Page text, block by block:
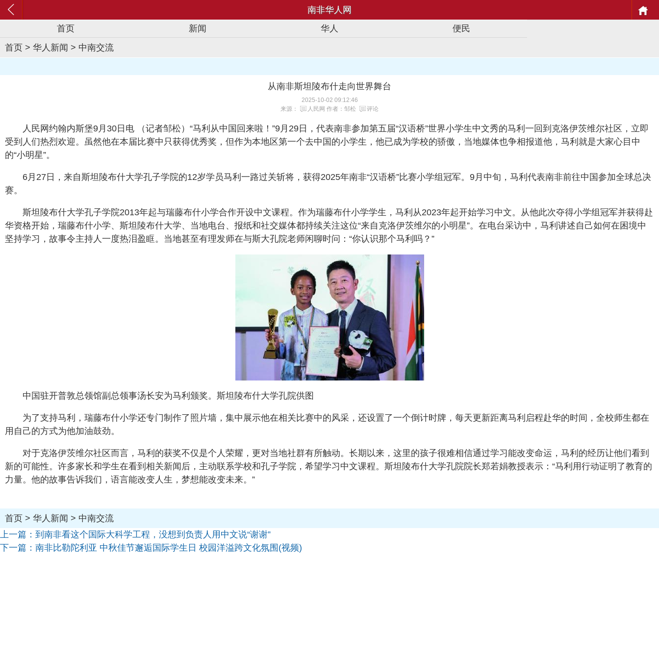
南非华人网
首页
新闻 华人
便民
首页 > 华人新闻 > 中南交流
从南非斯坦陵布什走向世界舞台
2025-10-02 09:12:46
来源：
人民网 作者：邹松 评论
人民网约翰内斯堡9月30日电 （记者邹松）“马利从中国回来啦！”9月29日，代表南非参加第五届“汉语桥”世界小学生中文秀的马利一回到克洛伊茨维尔社区，立即
受到人们热烈欢迎。虽然他在本届比赛中只获得优秀奖，但作为本地区第一个去中国的小学生，他已成为学校的骄傲，当地媒体也争相报道他，马利就是大家心目中
的“小明星”。
6月27日，来自斯坦陵布什大学孔子学院的12岁学员马利一路过关斩将，获得2025年南非“汉语桥”比赛小学组冠军。9月中旬，马利代表南非前往中国参加全球总决
赛。
斯坦陵布什大学孔子学院2013年起与瑞藤布什小学合作开设中文课程。作为瑞藤布什小学学生，马利从2023年起开始学习中文。从他此次夺得小学组冠军并获得赴
华资格开始，瑞藤布什小学、斯坦陵布什大学、当地电台、报纸和社交媒体都持续关注这位“来自克洛伊茨维尔的小明星”。在电台采访中，马利讲述自己如何在困境中
坚持学习，故事令主持人一度热泪盈眶。当地甚至有理发师在与斯大孔院老师闲聊时问：“你认识那个马利吗？”
中国驻开普敦总领馆副总领事汤长安为马利颁奖。斯坦陵布什大学孔院供图
为了支持马利，瑞藤布什小学还专门制作了照片墙，集中展示他在相关比赛中的风采，还设置了一个倒计时牌，每天更新距离马利启程赴华的时间，全校师生都在
用自己的方式为他加油鼓劲。
对于克洛伊茨维尔社区而言，马利的获奖不仅是个人荣耀，更对当地社群有所触动。长期以来，这里的孩子很难相信通过学习能改变命运，马利的经历让他们看到
新的可能性。许多家长和学生在看到相关新闻后，主动联系学校和孔子学院，希望学习中文课程。斯坦陵布什大学孔院院长郑若娟教授表示：“马利用行动证明了教育的
力量。他的故事告诉我们，语言能改变人生，梦想能改变未来。”
首页 > 华人新闻 > 中南交流
上一篇： 到南非看这个国际大科学工程，没想到负责人用中文说“谢谢”
下一篇： 南非比勒陀利亚 中秋佳节邂逅国际学生日 校园洋溢跨文化氛围(视频)